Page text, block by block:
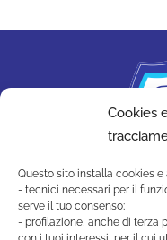
Cookies
Questo sito installa cookies
- tecnici necessari per il
serve il tuo consenso;
- profilazione, anche di terza